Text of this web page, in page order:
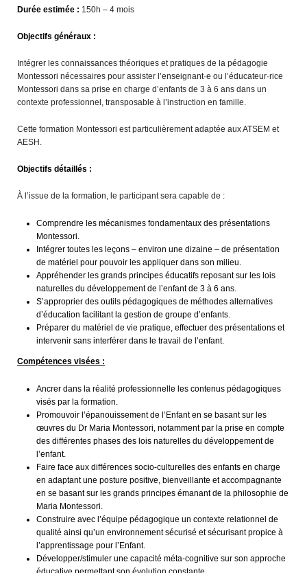
Durée estimée : 150h – 4 mois
Objectifs généraux :
Intégrer les connaissances théoriques et pratiques de la pédagogie
Montessori nécessaires pour assister l’enseignant·e ou l’éducateur·rice
Montessori dans sa prise en charge d’enfants de 3 à 6 ans dans un
contexte professionnel, transposable à l’instruction en famille.
Cette formation Montessori est particulièrement adaptée aux ATSEM et
AESH.
Objectifs détaillés :
À l’issue de la formation, le participant sera capable de :
Comprendre les mécanismes fondamentaux des présentations
Montessori.
Intégrer toutes les leçons – environ une dizaine – de présentation
de matériel pour pouvoir les appliquer dans son milieu.
Appréhender les grands principes éducatifs reposant sur les lois
naturelles du développement de l’enfant de 3 à 6 ans.
S’approprier des outils pédagogiques de méthodes alternatives
d’éducation facilitant la gestion de groupe d’enfants.
Préparer du matériel de vie pratique, effectuer des présentations et
intervenir sans interférer dans le travail de l’enfant.
Compétences visées :
Ancrer dans la réalité professionnelle les contenus pédagogiques
visés par la formation.
Promouvoir l’épanouissement de l’Enfant en se basant sur les
œuvres du Dr Maria Montessori, notamment par la prise en compte
des différentes phases des lois naturelles du développement de
l’enfant.
Faire face aux différences socio-culturelles des enfants en charge
en adaptant une posture positive, bienveillante et accompagnante
en se basant sur les grands principes émanant de la philosophie de
Maria Montessori.
Construire avec l’équipe pédagogique un contexte relationnel de
qualité ainsi qu’un environnement sécurisé et sécurisant propice à
l’apprentissage pour l’Enfant.
Développer/stimuler une capacité méta-cognitive sur son approche
éducative permettant son évolution constante.